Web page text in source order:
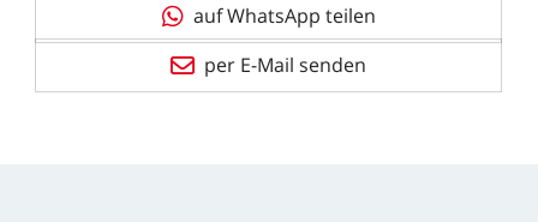
auf WhatsApp teilen
per E-Mail senden